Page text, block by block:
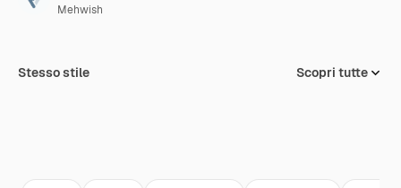
Mehwish
Stesso stile Scopri tutte